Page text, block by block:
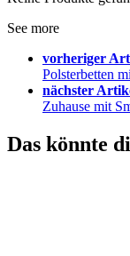
See more
vorheriger
Polsterbetten
nächster
Zuhause mit
Das könnte